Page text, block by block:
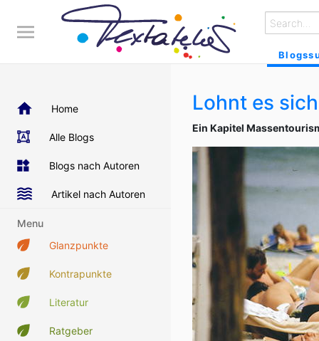
Home
Alle Blogs
Blogs nach Autoren
Artikel nach Autoren
Menu
Glanzpunkte
Kontrapunkte
Literatur
Ratgeber
Lohnt es
Ein Kapitel